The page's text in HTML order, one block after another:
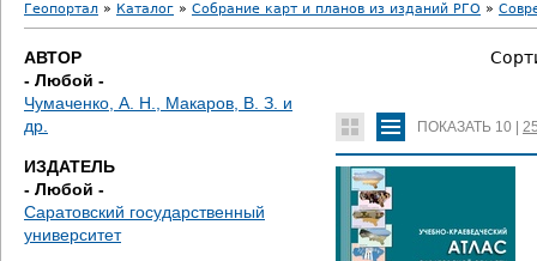
В
ы
з
д
е
Геопортал » Каталог » Собрание карт и планов из изданий РГО »
АВТОР
- Любой -
Чумаченко, А. Н., Макаров, В. З. и
др.
ИЗДАТЕЛЬ
- Любой -
Саратовский государственный
университет
ПОКАЗАТЬ 10